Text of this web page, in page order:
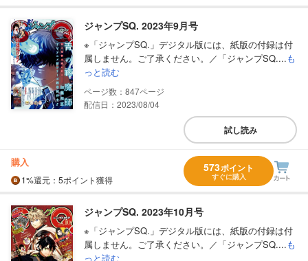
ジャンプSQ. 2023年9月号
※「ジャンプSQ.」デジタル版には、紙版の付録は付
属しません。ご了承ください。／「ジャンプSQ....も
っと読む
847
配信日：2023/08/04
試し読み
購入
1%還元 ：5ポイント獲得
573ポイント
すぐに購入
ジャンプSQ. 2023年10月号
※「ジャンプSQ.」デジタル版には、紙版の付録は付
属しません。ご了承ください。／「ジャンプSQ....も
っと読む